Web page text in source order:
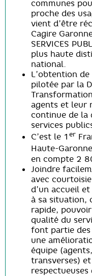
communes
proche des
vient d’être
Cagire
SERVICES
plus haute
national.
L’obtention
pilotée par la
agents et leur
continue de la
services
C’est le 1 er
Haute-
en compte 2
Joindre
avec
d’un accueil
à sa situation,
rapide,
qualité du
font partie des
une
équipe
transverses)
respectueuses